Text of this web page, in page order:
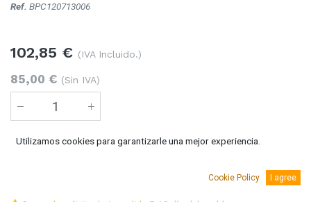
Ref. BPC120713006
102,85 € (IVA Incluido.)
85,00 € (Sin IVA)
Añadir al carro
Utilizamos cookies para garantizarle una mejor experiencia.
Cookie Policy I agree